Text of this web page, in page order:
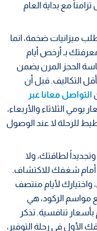
مع بداية العام
ميزانيات ضخمة، انما
بـ أرخص أيام
الحجز المرن يضمن
التكاليف. قبل أن
التواصل معانا عبر
يومي الثلاثاء والأربعاء،
للرحلة لا عند الوصول
لطاقتك، ولا
أمام شغفك للاكتشاف.
واختيارك لأيام منتصف
مواسم الركود، هي
بأسعار تنافسية. تذكر
الأول في رحلة التوفير،